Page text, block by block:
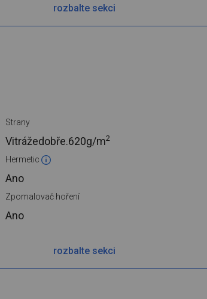
rozbalte sekci
Strany
Vitrážedobře.620g/m2
Hermetic
Ano
Zpomalovač hoření
Ano
rozbalte sekci